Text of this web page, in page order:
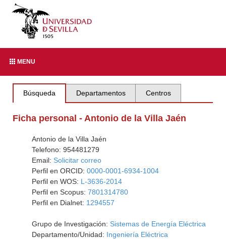
MENU
Búsqueda Departamentos Centros
Ficha personal - Antonio de la Villa Jaén
Antonio de la Villa Jaén
Telefono: 954481279
Email: Solicitar correo
Perfil en ORCID: 0000-0001-6934-1004
Perfil en WOS: L-3636-2014
Perfil en Scopus: 7801314780
Perfil en Dialnet: 1294557
Grupo de Investigación: Sistemas de Energía Eléctrica
Departamento/Unidad: Ingeniería Eléctrica